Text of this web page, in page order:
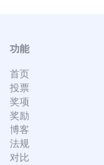
功能
首页
投票
奖项
奖励
博客
法规
对比